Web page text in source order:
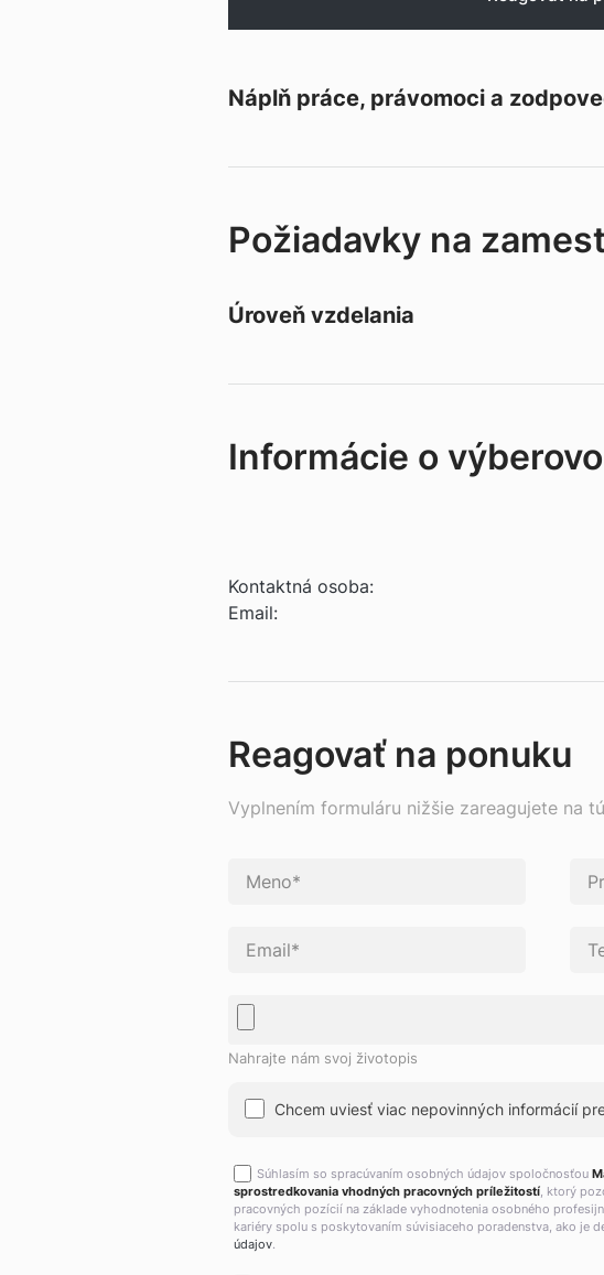
Náplň práce, právomoci a
Požiadavky na
Úroveň vzdelania
Informácie o
Kontaktná osoba:
Email:
Reagovať na ponuku
Vyplnením formuláru nižšie zareagujete na
Nahrajte nám svoj životopis
Chcem uviesť viac nepovinných informácií
Súhlasím so spracúvaním osobných údajov spoločnosťou
sprostredkovania vhodných pracovných príležitostí, ktorý
pracovných pozícií na základe vyhodnotenia osobného
kariéry spolu s poskytovaním súvisiaceho poradenstva, ako je
údajov.